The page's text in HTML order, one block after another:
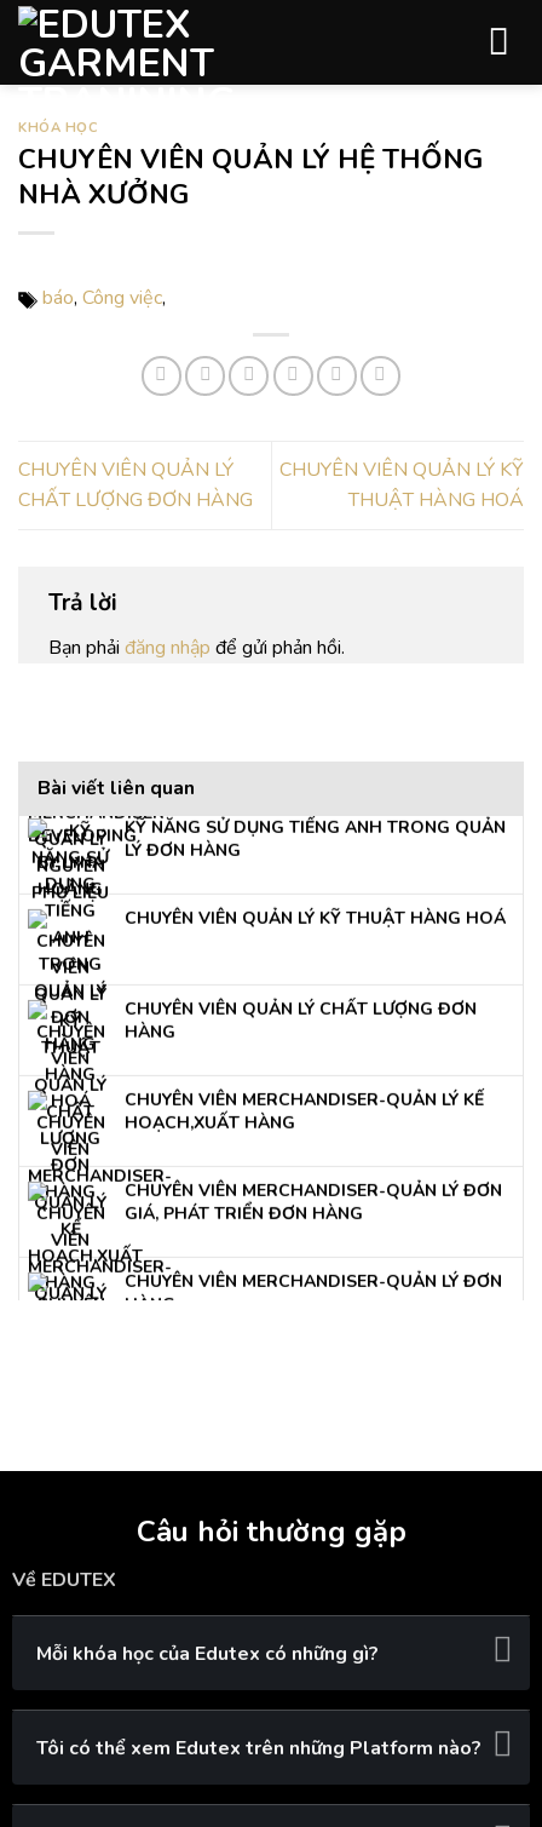
Skip
content
KHÓA HỌC
CHUYÊN VIÊN QUẢN LÝ HỆ THỐNG
NHÀ XƯỞNG
báo, Công việc,
CHUYÊN VIÊN QUẢN LÝ
CHẤT LƯỢNG ĐƠN HÀNG
CHUYÊN VIÊN QUẢN LÝ KỸ
THUẬT HÀNG HOÁ
Trả lời
Bạn phải đăng nhập để gửi phản hồi.
Bài viết liên quan
KHÓA HỌC TRAINING CHUYÊN VIÊN COSTING
VÀ DEVELOPING BY LYNA HOÀNG
KỸ NĂNG SỬ DỤNG TIẾNG ANH TRONG QUẢN
LÝ ĐƠN HÀNG
CHUYÊN VIÊN QUẢN LÝ KỸ THUẬT HÀNG HOÁ
CHUYÊN VIÊN QUẢN LÝ CHẤT LƯỢNG ĐƠN
HÀNG
CHUYÊN VIÊN MERCHANDISER-QUẢN LÝ KẾ
HOẠCH,XUẤT HÀNG
CHUYÊN VIÊN MERCHANDISER-QUẢN LÝ ĐƠN
GIÁ, PHÁT TRIỂN ĐƠN HÀNG
CHUYÊN VIÊN MERCHANDISER-QUẢN LÝ ĐƠN
HÀNG
Câu hỏi thường gặp
Về EDUTEX
Mỗi khóa học của Edutex có những gì?
Tôi có thể xem Edutex trên những Platform nào?